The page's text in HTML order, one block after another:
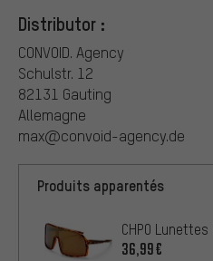
Distributor :
CONVOID. Agency
Schulstr. 12
82131 Gauting
Allemagne
max@convoid-agency.de
Produits apparentés
CHPO
36,99€